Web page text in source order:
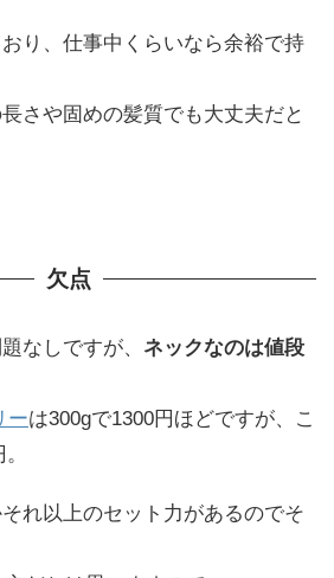
り、仕事中くらいなら余裕で持
さや固めの髪質でも大丈夫だと
欠点
なしですが、 ネックなのは値段
ーは300gで1300円ほどですが、こ
れ以上のセット力があるのでそ